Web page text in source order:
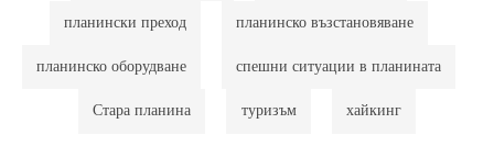
планински преход планинско възстановяване
планинско оборудване спешни ситуации в планината
Стара планина туризъм хайкинг